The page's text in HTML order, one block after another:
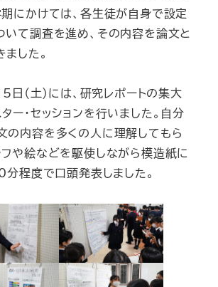
期にかけては、各生徒が自身で設定
いて調査を進め、その内容を論文と
した。
（土）には、研究レポートの集大
ー・セッションを行いました。自分
の内容を多くの人に理解してもら
フや絵などを駆使しながら模造紙に
分程度で口頭発表しました。